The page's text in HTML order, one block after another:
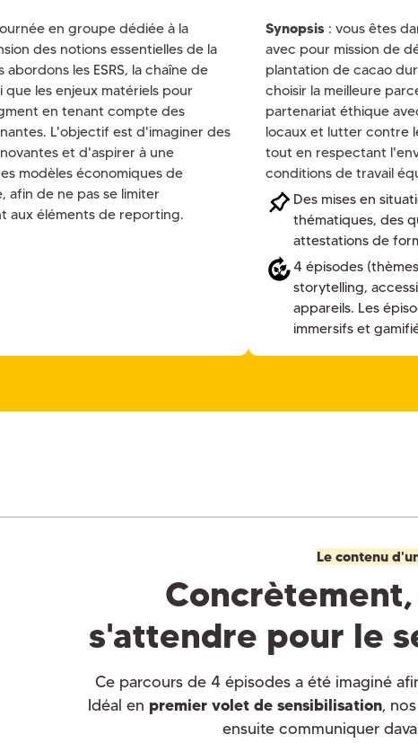
en groupe dédiée à la
des notions essentielles de la
abordons les ESRS, la chaîne de
que les enjeux matériels pour
en tenant compte des
L'objectif est d'imaginer des
et d'aspirer à une
modèles économiques de
afin de ne pas se limiter
aux éléments de reporting.
Synopsis : vous êtes
avec pour mission de
plantation de cacao
choisir la meilleure
partenariat éthique
locaux et lutter contre
tout en respectant
conditions de travail
Des mises en
thématiques, des
attestations de
4 épisodes
storytelling,
appareils. Les
immersifs et
Le contenu
s'attendre pour le
Ce parcours de 4 épisodes a été imaginé
Idéal en premier volet de sensibilisation,
ensuite communiquer